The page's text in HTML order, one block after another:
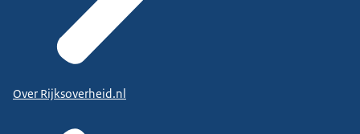
Over Rijksoverheid.nl